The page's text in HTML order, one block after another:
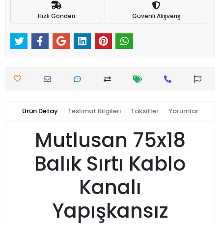
Hızlı Gönderi Güvenli Alışveriş
Ürün Detay Teslimat Bilgileri Taksitler Yorumlar
Mutlusan 75x18
Balık Sırtı Kablo
Kanalı
Yapışkansız